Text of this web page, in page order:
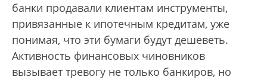
банки продавали клиентам инструменты,
привязанные к ипотечным кредитам, уже
понимая, что эти бумаги будут дешеветь.
Активность финансовых чиновников
вызывает тревогу не только банкиров, но